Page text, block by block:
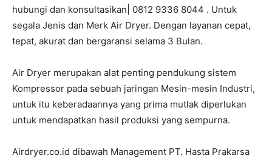
hubungi dan konsultasikan| 0812 9336 8044 . Untuk
segala Jenis dan Merk Air Dryer. Dengan layanan cepat,
tepat, akurat dan bergaransi selama 3 Bulan.
Air Dryer merupakan alat penting pendukung sistem
Kompressor pada sebuah jaringan Mesin-mesin Industri,
untuk itu keberadaannya yang prima mutlak diperlukan
untuk mendapatkan hasil produksi yang sempurna.
Airdryer.co.id dibawah Management PT. Hasta Prakarsa